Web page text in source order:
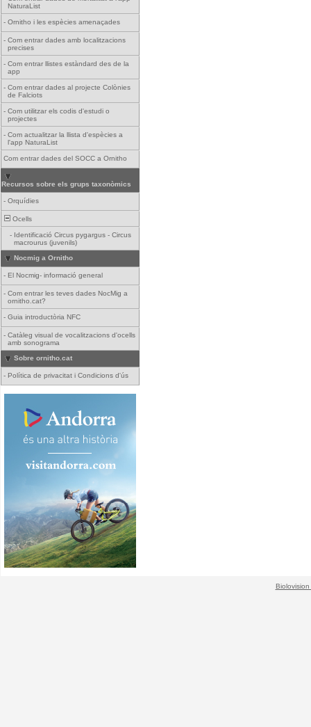
NaturaList
- Ornitho i les espècies amenaçades
- Com entrar dades amb localitzacions
precises
- Com entrar llistes estàndard des de la
app
- Com entrar dades al projecte Colònies
de Falciots
- Com utilitzar els codis d'estudi o
projectes
- Com actualitzar la llista d'espècies a
l'app NaturaList
Com entrar dades del SOCC a Ornitho
Recursos sobre els grups taxonòmics
- Orquídies
Ocells
- Identificació Circus pygargus - Circus
macrourus (juvenils)
Nocmig a Ornitho
- El Nocmig- informació general
- Com entrar les teves dades NocMig a
ornitho.cat?
- Guia introductòria NFC
- Catàleg visual de vocalitzacions d'ocells
amb sonograma
Sobre ornitho.cat
- Política de privacitat i Condicions d'ús
Biolovision